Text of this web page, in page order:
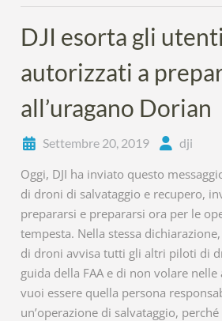
DJI esorta gli
autorizzati a
all’uragano Dorian
Settembre 20, 2019 dji
Oggi, DJI ha inviato questo
di droni di salvataggio e recupero,
prepararsi e prepararsi ora per le
tempesta. Nella stessa
di droni avvisa tutti gli altri piloti di
guida della FAA e di non volare
vuoi essere quella persona
un’operazione di salvataggio,